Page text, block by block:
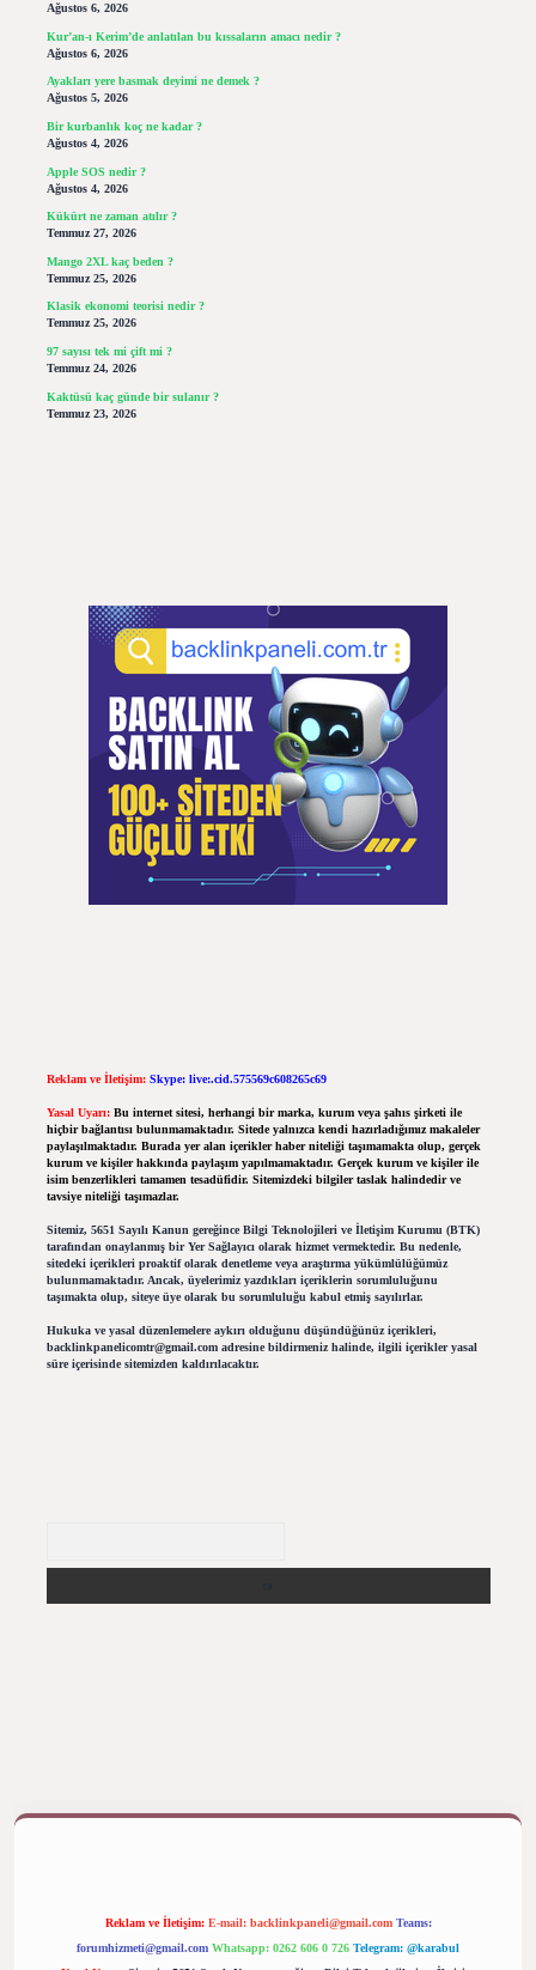
Ağustos 6, 2026
Kur’an-ı Kerim’de anlatılan bu kıssaların amacı nedir ?
Ağustos 6, 2026
Ayakları yere basmak deyimi ne demek ?
Ağustos 5, 2026
Bir kurbanlık koç ne kadar ?
Ağustos 4, 2026
Apple SOS nedir ?
Ağustos 4, 2026
Kükürt ne zaman atılır ?
Temmuz 27, 2026
Mango 2XL kaç beden ?
Temmuz 25, 2026
Klasik ekonomi teorisi nedir ?
Temmuz 25, 2026
97 sayısı tek mi çift mi ?
Temmuz 24, 2026
Kaktüsü kaç günde bir sulanır ?
Temmuz 23, 2026
Reklam ve İletişim: Skype: live:.cid.575569c608265c69
Yasal Uyarı: Bu internet sitesi, herhangi bir marka, kurum veya şahıs şirketi ile
hiçbir bağlantısı bulunmamaktadır. Sitede yalnızca kendi hazırladığımız makaleler
paylaşılmaktadır. Burada yer alan içerikler haber niteliği taşımamakta olup, gerçek
kurum ve kişiler hakkında paylaşım yapılmamaktadır. Gerçek kurum ve kişiler ile
isim benzerlikleri tamamen tesadüfidir. Sitemizdeki bilgiler taslak halindedir ve
tavsiye niteliği taşımazlar.
Sitemiz, 5651 Sayılı Kanun gereğince Bilgi Teknolojileri ve İletişim Kurumu (BTK)
tarafından onaylanmış bir Yer Sağlayıcı olarak hizmet vermektedir. Bu nedenle,
sitedeki içerikleri proaktif olarak denetleme veya araştırma yükümlülüğümüz
bulunmamaktadır. Ancak, üyelerimiz yazdıkları içeriklerin sorumluluğunu
taşımakta olup, siteye üye olarak bu sorumluluğu kabul etmiş sayılırlar.
Hukuka ve yasal düzenlemelere aykırı olduğunu düşündüğünüz içerikleri,
backlinkpanelicomtr@gmail.comadresine bildirmeniz halinde, ilgili içerikler yasal
süre içerisinde sitemizden kaldırılacaktır.
Reklam ve İletişim: E-mail: backlinkpaneli@gmail.com Teams:
forumhizmeti@gmail.com Whatsapp: 0262 606 0 726 Telegram: @karabul